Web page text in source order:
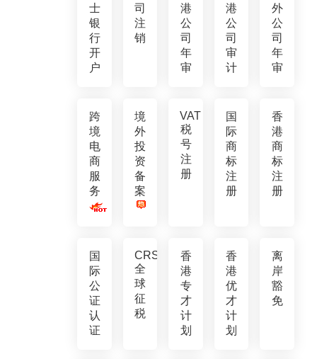
士
银
行
开
户
司
注
销
港
公
司
年
审
港
公
司
审
计
外
公
司
年
审
跨
境
电
商
服
务
境
外
投
资
备
案
VAT
税
号
注
册
国
际
商
标
注
册
香
港
商
标
注
册
国
际
公
证
认
证
CRS
全
球
征
税
香
港
专
才
计
划
香
港
优
才
计
划
离
岸
豁
免